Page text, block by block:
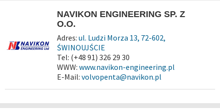
NAVIKON ENGINEERING SP. Z
O.O.
Adres: ul. Ludzi Morza 13, 72-602,
ŚWINOUJŚCIE
Tel: (+48 91) 326 29 30
WWW: www.navikon-engineering.pl
E-Mail: volvopenta@navikon.pl